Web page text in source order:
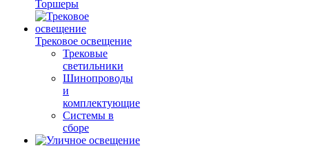
Торшеры
Трековое освещение
Трековые
светильники
Шинопроводы
и
комплектующие
Системы в
сборе